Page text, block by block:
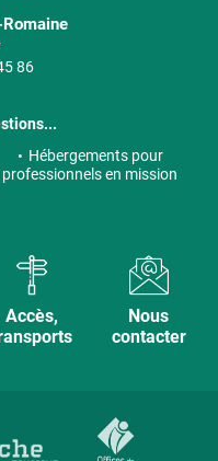
Romaine
86
Hébergements pour
professionnels en mission
Accès,
Nous
contacter